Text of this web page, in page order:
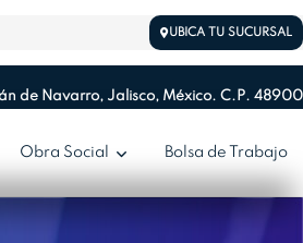
UBICA TU SUCURSAL
de Navarro, Jalisco, México. C.P. 48900
Obra Social Bolsa de Trabajo